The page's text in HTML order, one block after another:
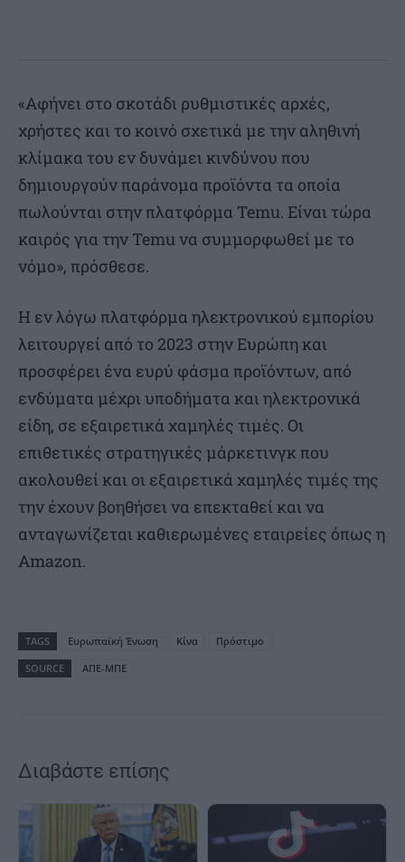
«Αφήνει στο σκοτάδι ρυθμιστικές αρχές,
χρήστες και το κοινό σχετικά με την αληθινή
κλίμακα του εν δυνάμει κινδύνου που
δημιουργούν παράνομα προϊόντα τα οποία
πωλούνται στην πλατφόρμα Temu. Είναι τώρα
καιρός για την Temu να συμμορφωθεί με το
νόμο», πρόσθεσε.
Η εν λόγω πλατφόρμα ηλεκτρονικού εμπορίου
λειτουργεί από το 2023 στην Ευρώπη και
προσφέρει ένα ευρύ φάσμα προϊόντων, από
ενδύματα μέχρι υποδήματα και ηλεκτρονικά
είδη, σε εξαιρετικά χαμηλές τιμές. Οι
επιθετικές στρατηγικές μάρκετινγκ που
ακολουθεί και οι εξαιρετικά χαμηλές τιμές της
την έχουν βοηθήσει να επεκταθεί και να
ανταγωνίζεται καθιερωμένες εταιρείες όπως η
Amazon.
TAGS Ευρωπαϊκή Ένωση Κίνα
Πρόστιμο
SOURCE
ΑΠΕ-ΜΠΕ
Διαβάστε επίσης